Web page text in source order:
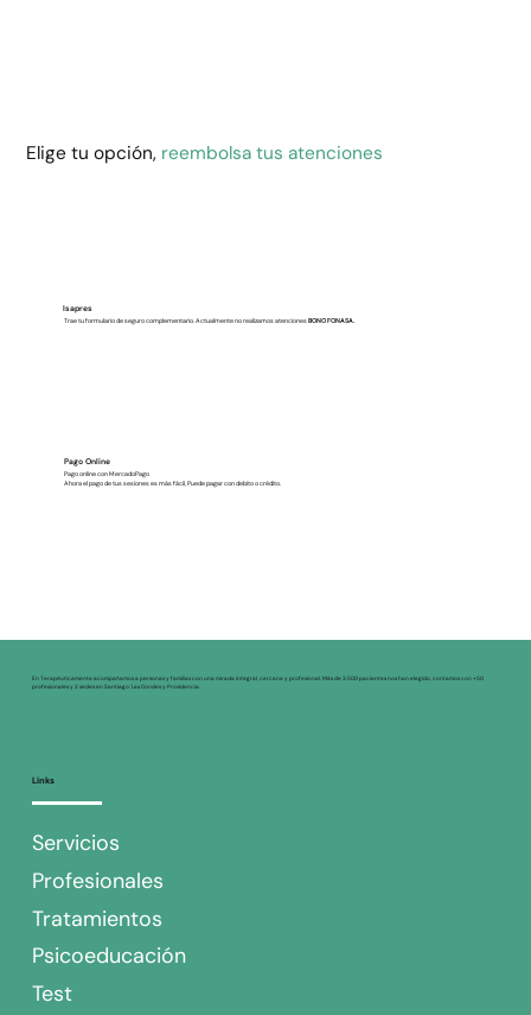
Elige tu opción, reembolsa tus atenciones
Isapres
Trae tu formulario de seguro complementario. Actualmente no realizamos atencionesBONO FONASA.
Pago Online
Pago online con MercadoPago
Ahora el pago de tus sesiones es más fácil, Puede pagar con debito o crédito.
En Terapéuticamente acompañamos a personas y familias con una mirada integral, cercana y profesional. Más de 3.500 pacientes nos han elegido, contamos con +50
profesionales y 2 sedes en Santiago: Las Condes y Providencia.
Links
Servicios
Profesionales
Tratamientos
Psicoeducación
Test